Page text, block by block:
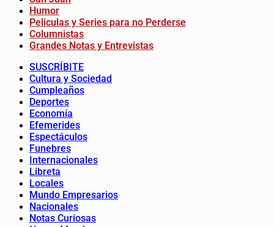
Humor
Peliculas y Series para no Perderse
Columnistas
Grandes Notas y Entrevistas
SUSCRÍBITE
Cultura y Sociedad
Cumpleaños
Deportes
Economía
Efemerides
Espectáculos
Funebres
Internacionales
Libreta
Locales
Mundo Empresarios
Nacionales
Notas Curiosas